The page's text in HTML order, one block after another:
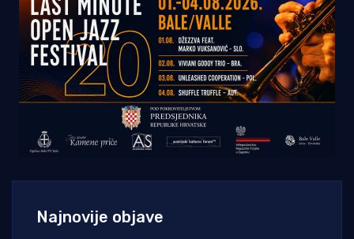
Najnovije objave